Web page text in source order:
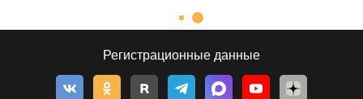
Регистрационные данные